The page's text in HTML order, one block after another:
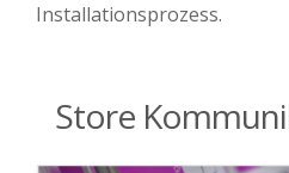
Installationsprozess.
Store